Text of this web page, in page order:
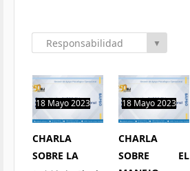
Responsabilidad
▼
18 Mayo 2023
CHARLA
SOBRE LA
18 Mayo 2023
CHARLA
SOBRE EL